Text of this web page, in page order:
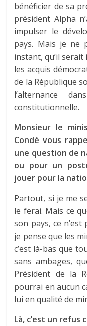
bénéficier de sa
président Alpha
impulser le
pays. Mais je ne
instant, qu’il
les acquis
de la République
l’alternance
constitutionnelle.
Monsieur le
Condé vous
une question de
ou pour un
jouer pour la
Partout, si je me
le ferai. Mais ce
son pays, ce
je pense que les
c’est là-bas que
sans ambages,
Président de la
pourrai en aucun
lui en qualité de
Là, c’est un refus